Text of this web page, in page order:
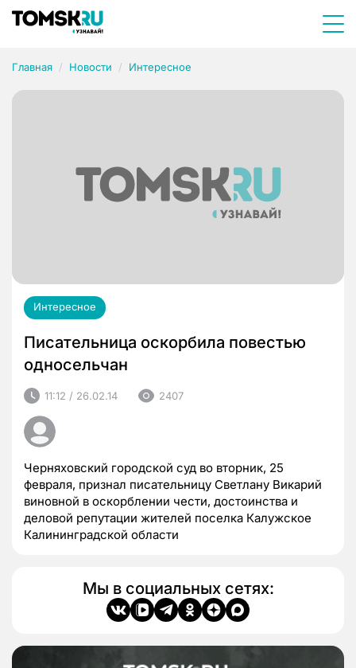
Главная Новости Интересное
Интересное
Писательница оскорбила повестью
односельчан
11:12 / 26.02.14 2407
Черняховский городской суд во вторник, 25
февраля, признал писательницу Светлану Викарий
виновной в оскорблении чести, достоинства и
деловой репутации жителей поселка Калужское
Калининградской области
Мы в социальных сетях: